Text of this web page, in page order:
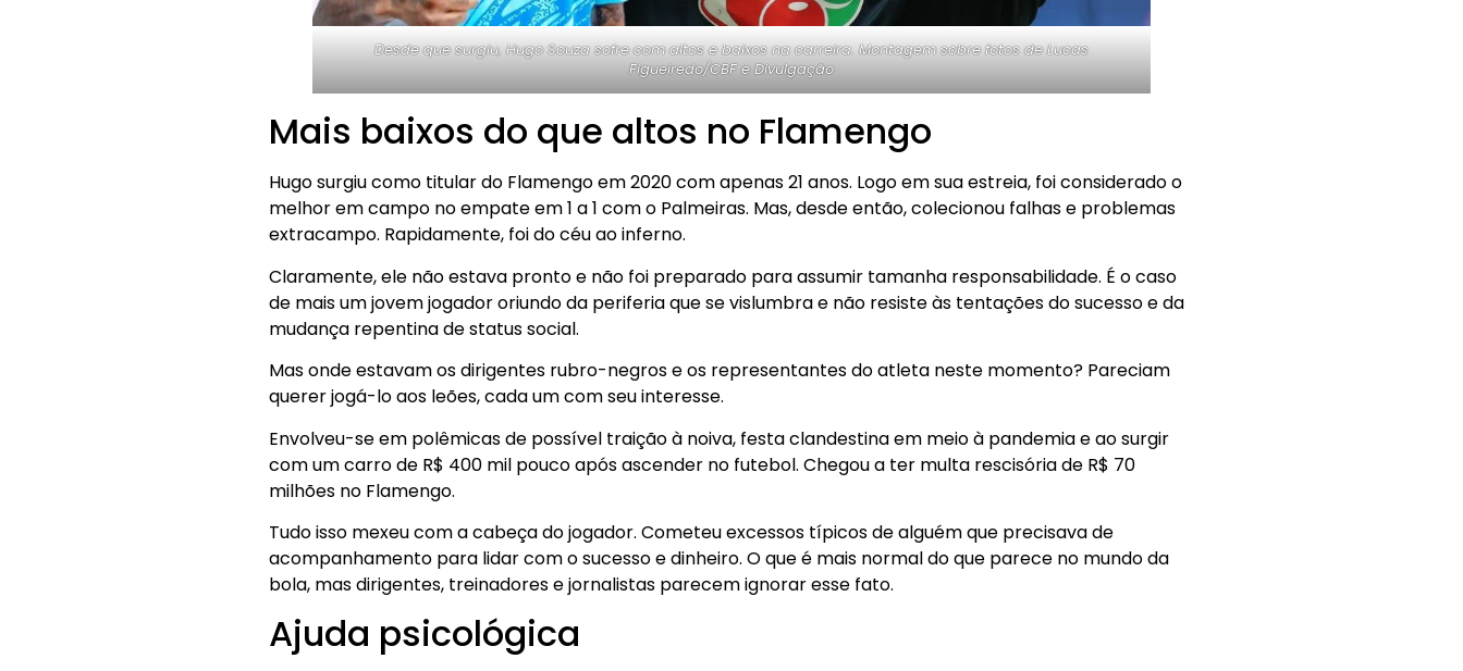
Desde que surgiu, Hugo Souza sofre com altos e baixos na carreira. Montagem sobre fotos de Lucas
Figueiredo/CBF e Divulgação
Mais baixos do que altos no Flamengo
Hugo surgiu como titular do Flamengo em 2020 com apenas 21 anos. Logo em sua estreia, foi considerado o
melhor em campo no empate em 1 a 1 com o Palmeiras. Mas, desde então, colecionou falhas e problemas
extracampo. Rapidamente, foi do céu ao inferno.
Claramente, ele não estava pronto e não foi preparado para assumir tamanha responsabilidade. É o caso
de mais um jovem jogador oriundo da periferia que se vislumbra e não resiste às tentações do sucesso e da
mudança repentina de status social.
Mas onde estavam os dirigentes rubro-negros e os representantes do atleta neste momento? Pareciam
querer jogá-lo aos leões, cada um com seu interesse.
Envolveu-se em polêmicas de possível traição à noiva, festa clandestina em meio à pandemia e ao surgir
com um carro de R$ 400 mil pouco após ascender no futebol. Chegou a ter multa rescisória de R$ 70
milhões no Flamengo.
Tudo isso mexeu com a cabeça do jogador. Cometeu excessos típicos de alguém que precisava de
acompanhamento para lidar com o sucesso e dinheiro. O que é mais normal do que parece no mundo da
bola, mas dirigentes, treinadores e jornalistas parecem ignorar esse fato.
Ajuda psicológica